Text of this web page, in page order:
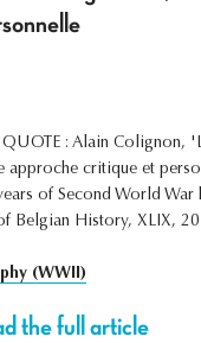
QUOTE : Alain Colignon,
approche critique et
of Second World War
Belgian History, XLIX,
(WWII)
the full article